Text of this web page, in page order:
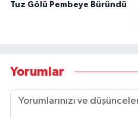
Tuz Gölü Pembeye Büründü
Yorumlar